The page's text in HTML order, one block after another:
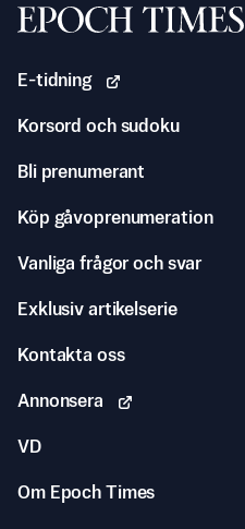
Svenska Epoch Times
E-tidning
Korsord och sudoku
Bli prenumerant
Köp gåvoprenumeration
Vanliga frågor och svar
Exklusiv artikelserie
Kontakta oss
Annonsera
VD
Om Epoch Times